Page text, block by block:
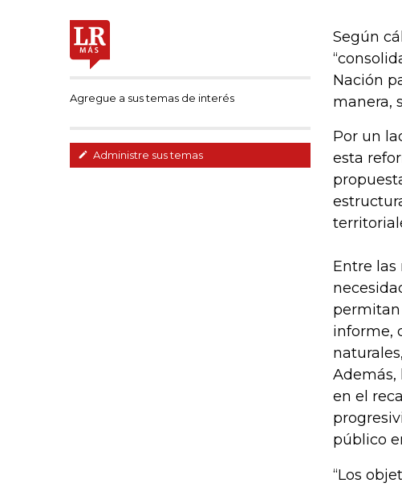
Agregue a sus temas de interés
Administre sus temas
Según
Nación
manera,
Por un
esta
Entre
permitan
informe,
Además,
en el
público
“Los